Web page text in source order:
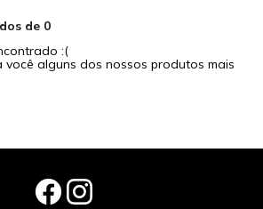
de 0
:(
você alguns dos nossos produtos mais